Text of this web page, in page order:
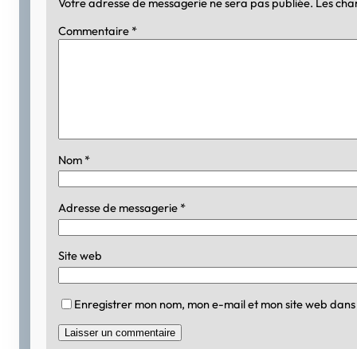
Commentaire *
Nom *
Adresse de messagerie *
Site web
Enregistrer mon nom, mon e-mail et mon site web